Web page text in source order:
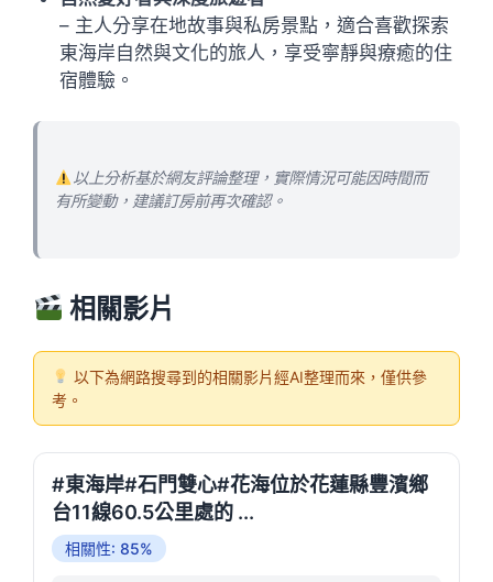
– 主人分享在地故事與私房景點，適合喜歡探索
東海岸自然與文化的旅人，享受寧靜與療癒的住
宿體驗。
以上分析基於網友評論整理，實際情況可能因時間而
有所變動，建議訂房前再次確認。
相關影片
以下為網路搜尋到的相關影片經AI整理而來，僅供參
考。
#東海岸#石門雙心#花海位於花蓮縣豐濱鄉
台11線60.5公里處的 ...
相關性: 85%